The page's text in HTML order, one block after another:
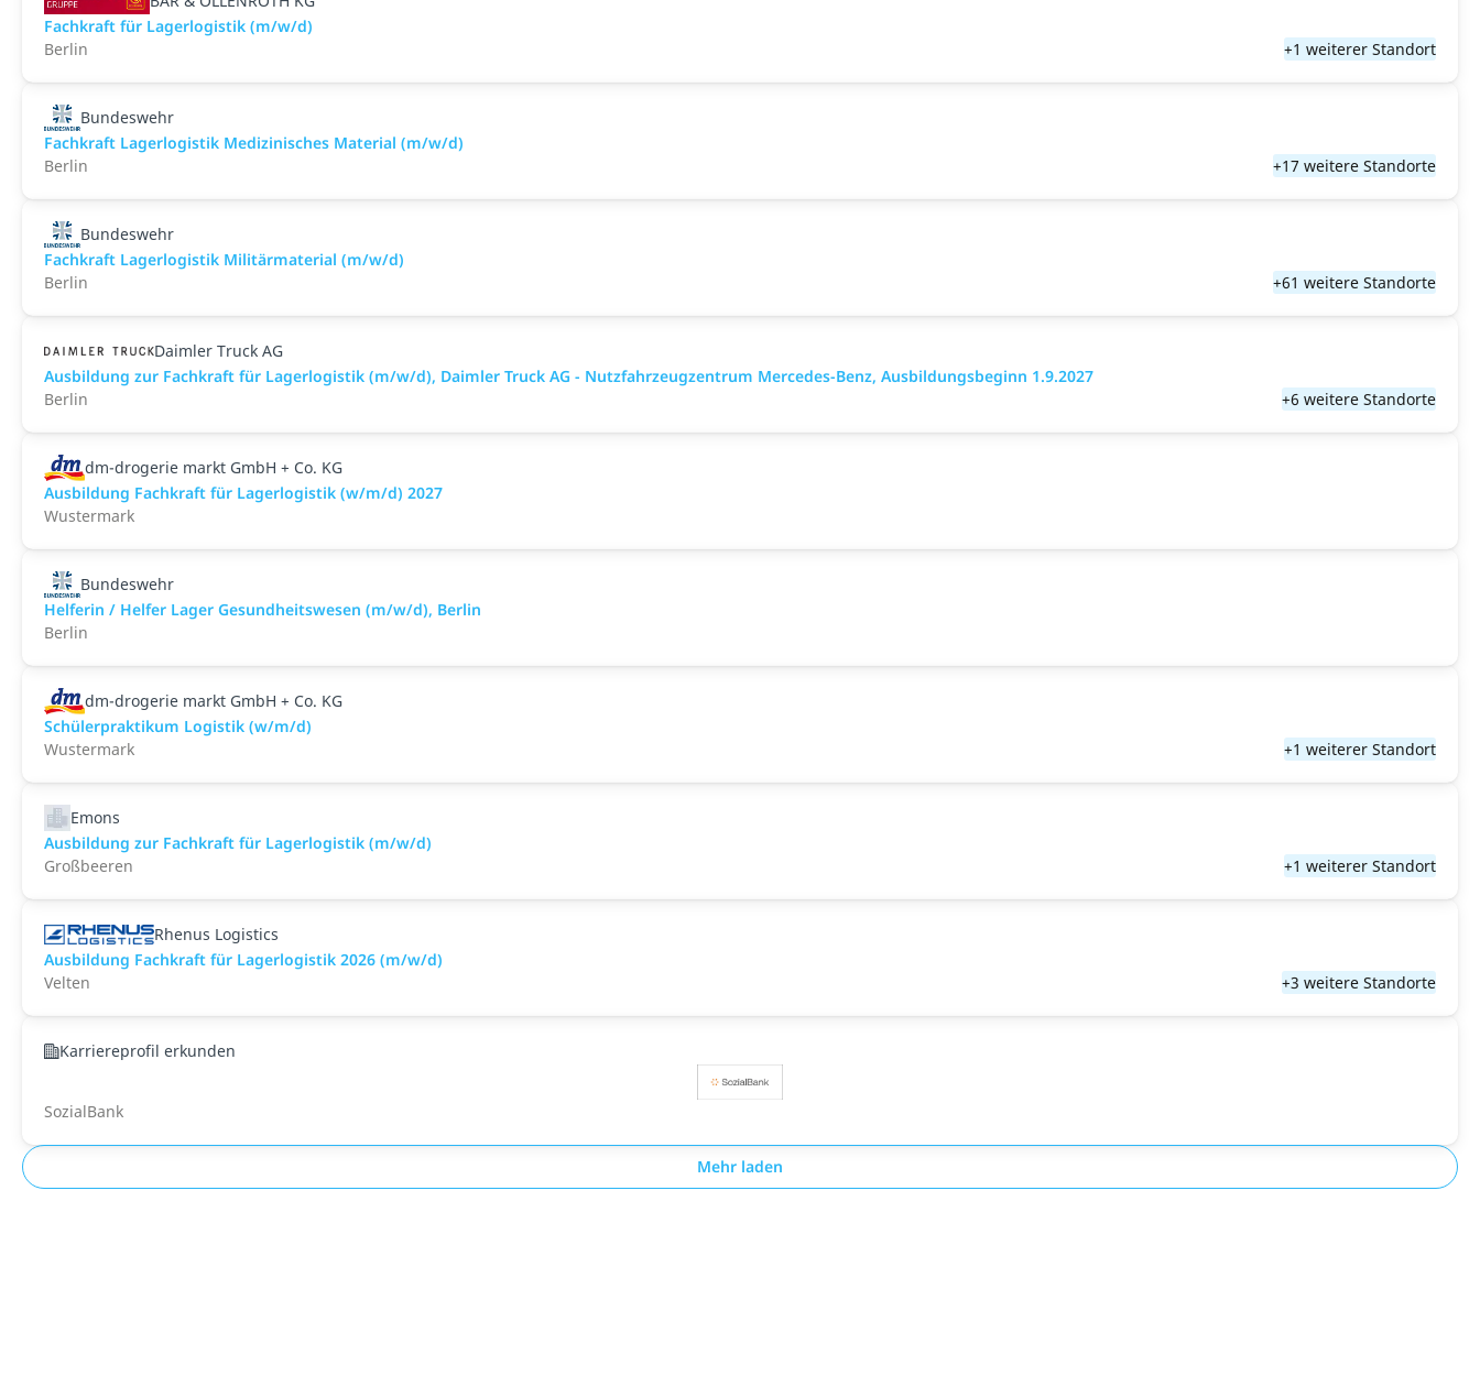
Fachkraft für Lagerlogistik (m/w/d)
Berlin
+1 weiterer Standort
Bundeswehr
Fachkraft Lagerlogistik Medizinisches Material (m/w/d)
Berlin
+17 weitere Standorte
Bundeswehr
Fachkraft Lagerlogistik Militärmaterial (m/w/d)
Berlin
+61 weitere Standorte
Daimler Truck AG
Ausbildung zur Fachkraft für Lagerlogistik (m/w/d), Daimler Truck AG - Nutzfahrzeugzentrum Mercedes-Benz, Ausbildungsbeginn 1.9.2027
Berlin
+6 weitere Standorte
dm-drogerie markt GmbH + Co. KG
Ausbildung Fachkraft für Lagerlogistik (w/m/d) 2027
Wustermark
Bundeswehr
Helferin / Helfer Lager Gesundheitswesen (m/w/d), Berlin
Berlin
dm-drogerie markt GmbH + Co. KG
Schülerpraktikum Logistik (w/m/d)
Wustermark
+1 weiterer Standort
Emons
Ausbildung zur Fachkraft für Lagerlogistik (m/w/d)
Großbeeren
+1 weiterer Standort
Rhenus Logistics
Ausbildung Fachkraft für Lagerlogistik 2026 (m/w/d)
Velten
+3 weitere Standorte
Karriereprofil erkunden
SozialBank
Mehr laden